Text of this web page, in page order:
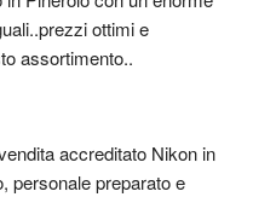
ottimi e
assortimento..
accreditato Nikon in
personale preparato e